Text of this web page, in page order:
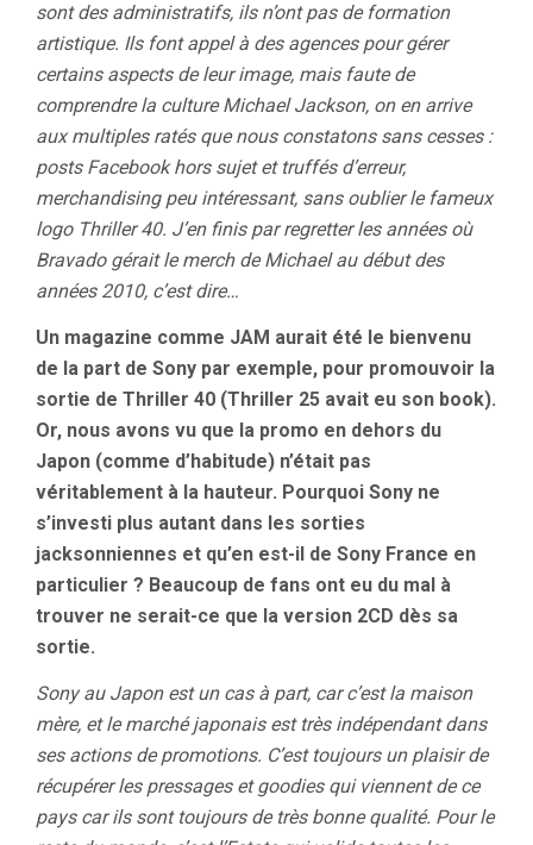
sont des administratifs, ils n’ont pas de formation
artistique. Ils font appel à des agences pour gérer
certains aspects de leur image, mais faute de
comprendre la culture Michael Jackson, on en arrive
aux multiples ratés que nous constatons sans cesses :
posts Facebook hors sujet et truffés d’erreur,
merchandising peu intéressant, sans oublier le fameux
logo Thriller 40. J’en finis par regretter les années où
Bravado gérait le merch de Michael au début des
années 2010, c’est dire…
Un magazine comme JAM aurait été le bienvenu
de la part de Sony par exemple, pour promouvoir la
sortie de Thriller 40 (Thriller 25 avait eu son book).
Or, nous avons vu que la promo en dehors du
Japon (comme d’habitude) n’était pas
véritablement à la hauteur. Pourquoi Sony ne
s’investi plus autant dans les sorties
jacksonniennes et qu’en est-il de Sony France en
particulier ? Beaucoup de fans ont eu du mal à
trouver ne serait-ce que la version 2CD dès sa
sortie.
Sony au Japon est un cas à part, car c’est la maison
mère, et le marché japonais est très indépendant dans
ses actions de promotions. C’est toujours un plaisir de
récupérer les pressages et goodies qui viennent de ce
pays car ils sont toujours de très bonne qualité. Pour le